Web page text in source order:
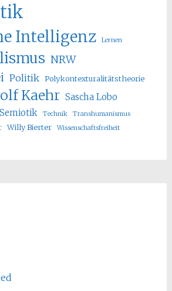
Intelligenz Lernen
NRW
Politik Polykontexturalitätstheorie
Kaehr Sascha Lobo
Semiotik Technik
Transhumanismus
Willy Bierter Wissenschaftsfreiheit